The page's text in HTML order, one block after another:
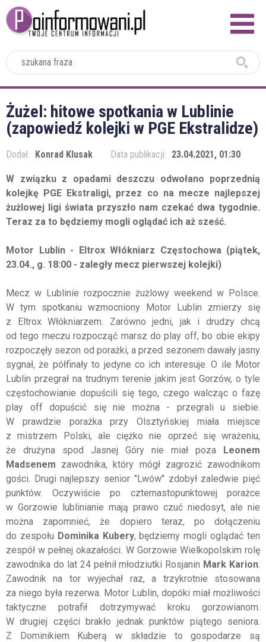
Żużel: hitowe spotkania w Lublinie
(zapowiedź kolejki w PGE Ekstralidze)
Dodał: Konrad Klusak Data publikacji: 23.04.2021, 01:30
W związku z opadami deszczu odwołano poprzednią
kolejkę PGE Ekstraligi, przez co na mecze najlepszej
żużlowej ligi świata przyszło nam czekać dwa tygodnie.
Teraz za to będziemy mogli oglądać ich aż sześć.
Motor Lublin - Eltrox Włókniarz Częstochowa (piątek,
23.04., g. 18:00 - zaległy mecz pierwszej kolejki)
Mecz w Lublinie rozpocznie żużlowy weekend w Polsce.
W tym spotkaniu wzmocniony Motor Lublin zmierzy się
z Eltrox Włókniarzem. Zarówno jedni, jak i drudzy chcą
od tego meczu rozpocząć marsz do play off, bo obie ekipy
rozpoczęły sezon od porażki, a przed sezonem dawały jasny
sygnał, że półfinały to jedyne co ich interesuje. O ile Motor
Lublin przegrał na trudnym terenie jakim jest Gorzów, o tyle
częstochowianie dopuścili się tego, czego walcząc o fazę
play off dopuścić się nie można - przegrali u siebie.
W prawdzie porażka przy Olsztyńskiej miała miejsce
z mistrzem Polski, ale ciężko nie oprzeć się wrażeniu,
że drużyna spod Jasnej Góry nie miał poza Leonem
Madsenem zawodnika, który mógł zagrozić zawodnikom
gości. Drugi najlepszy senior "Lwów" zdobył zaledwie pięć
punktów. Oczywiście po czternastopunktowej porażce
w Gorzowie lublinianie mają prawo czuć niedosyt, ale nie
można zapomnieć, że dopiero teraz, po dołączeniu
do zespołu Dominika Kubery, będziemy mogli oglądać ten
zespół w pełnej okazałości. W Gorzowie Wielkopolskim rolę
zawodnika do lat 24 pełnił młodziutki Rosjanin Mark Karion.
Zawodnik na tor wyjechał raz, a trzykrotnie stosowana
za niego była rezerwa. Motor Lublin, dopóki miał możliwości
taktyczne potrafił dotrzymywać kroku gorzowianom.
W drugiej części brakło jednak punktów piątego seniora.
Z Dominikiem Kuberą w składzie to gospodarze są